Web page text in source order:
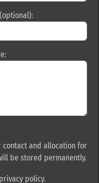
and allocation for
be stored permanently.
policy.